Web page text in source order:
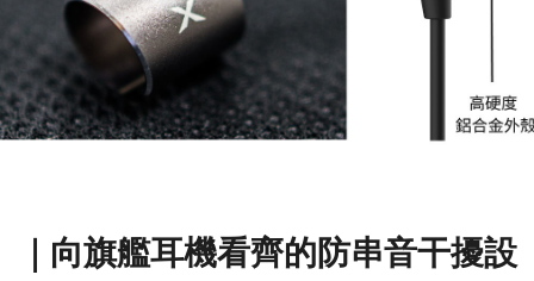
｜向旗艦耳機看齊的防串音干擾設